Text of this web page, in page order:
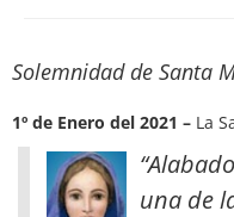
Solemnidad de Santa
1º de Enero del 2021 – La
una de